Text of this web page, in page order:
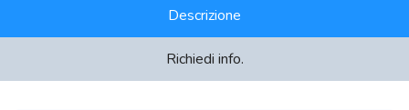
Descrizione
Richiedi info.